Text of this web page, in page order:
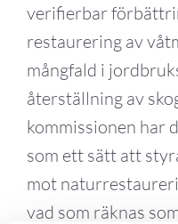
verifierbar
restaurering av
mångfald i
återställning av
kommissionen har
som ett sätt att
mot
vad som räknas